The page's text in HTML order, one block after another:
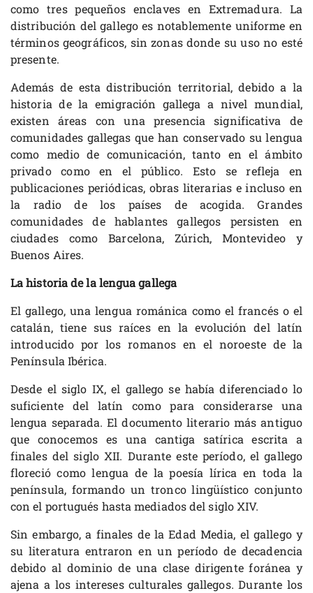
como tres pequeños enclaves en Extremadura. La
distribución del gallego es notablemente uniforme en
términos geográficos, sin zonas donde su uso no esté
presente.
Además de esta distribución territorial, debido a la
historia de la emigración gallega a nivel mundial,
existen áreas con una presencia significativa de
comunidades gallegas que han conservado su lengua
como medio de comunicación, tanto en el ámbito
privado como en el público. Esto se refleja en
publicaciones periódicas, obras literarias e incluso en
la radio de los países de acogida. Grandes
comunidades de hablantes gallegos persisten en
ciudades como Barcelona, Zúrich, Montevideo y
Buenos Aires.
La historia de la lengua gallega
El gallego, una lengua románica como el francés o el
catalán, tiene sus raíces en la evolución del latín
introducido por los romanos en el noroeste de la
Península Ibérica.
Desde el siglo IX, el gallego se había diferenciado lo
suficiente del latín como para considerarse una
lengua separada. El documento literario más antiguo
que conocemos es una cantiga satírica escrita a
finales del siglo XII. Durante este período, el gallego
floreció como lengua de la poesía lírica en toda la
península, formando un tronco lingüístico conjunto
con el portugués hasta mediados del siglo XIV.
Sin embargo, a finales de la Edad Media, el gallego y
su literatura entraron en un período de decadencia
debido al dominio de una clase dirigente foránea y
ajena a los intereses culturales gallegos. Durante los